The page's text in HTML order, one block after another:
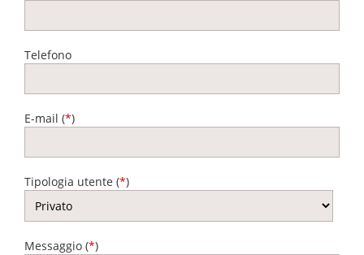
Telefono
E-mail (*)
Tipologia utente (*)
Messaggio (*)